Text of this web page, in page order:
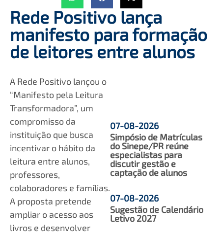
Rede Positivo lança
manifesto para formação
de leitores entre alunos
A Rede Positivo lançou o
“Manifesto pela Leitura
Transformadora”, um
compromisso da
instituição que busca
incentivar o hábito da
leitura entre alunos,
professores,
colaboradores e famílias.
A proposta pretende
ampliar o acesso aos
livros e desenvolver
07-08-2026
Simpósio de Matrículas
do Sinepe/PR reúne
especialistas para
discutir gestão e
captação de alunos
07-08-2026
Sugestão de Calendário
Letivo 2027